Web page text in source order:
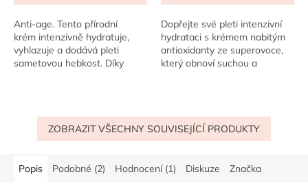
5,0
z
5
hvězdiček.
Anti-age. Tento přírodní
krém intenzivně hydratuje,
vyhlazuje a dodává pleti
sametovou hebkost. Díky
4,0
z
5
hvězdiček.
Dopřejte své pleti intenzivní
hydrataci s krémem nabitým
antioxidanty ze superovoce,
který obnoví suchou a
ZOBRAZIT VŠECHNY SOUVISEJÍCÍ PRODUKTY
Popis Podobné (2) Hodnocení (1) Diskuze Značka